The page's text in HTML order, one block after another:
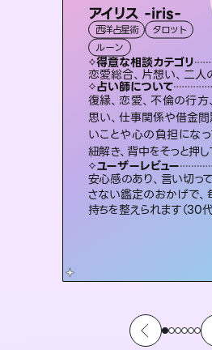
アイリス -iris-
西洋占星術
タロット
ルーン
得意な相談カテゴリ
恋愛総合、片想い、二
占い師について
復縁、恋愛、不倫の行
思い、仕事関係や借金
いことや心の負担にな
紐解き、背中をそっと押し
ユーザーレビュー
安心感のあり、言い切っ
さない鑑定のおかげで
持ちを整えられます（30
彗望（すいぼう）
霊視・オーラ 透視
スピリチュアル・リーディング
得意な相談カテゴ
片想い、あの人の気
占い師について
3,700年以上の歴史
占術「易占」で詳細
かう道筋を示します
体的な対策をお伝え
ユーザーレビュー
複雑な背景もしっか
いただけました。気持
た（50代 女性）
未来視師＊
霊視・オーラ
スピリチュアル・リー
得意な相談カ
出逢い、片想い
占い師について
未来には何パタ
ます。不安で視え
たの素敵な未来
選択できるようア
ユーザーレビュ
職場の人の性質や
本当によく視えて
打てて前向きにな
桃源珠羽
霊視・オーラ
スピリチュアル
得意な相
片想い、あの
占い師につ
恋愛のお悩みの中でも特に「曖昧な関係」の相談を得意としてお
ユーザーレビ
鑑定していただ
動すると仲が復
とうございまし
セラピ
スピリチュ
得意な
片想い、二
占い師に
連絡再開、
多数。セラ
験があるか
い未来をサ
ユーザーレ
とても心温ま
らは何も言っ
しゃるんだなと
おう
霊視・オー
オラク
得意な
恋愛総合
占い師
霊視×オラ
「未来」そ
ち」まで丁
ントを優し
ユーザー
不安な気持
た…！よく視
感じました（